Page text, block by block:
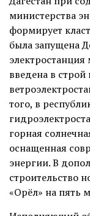
министерства
формирует
была запущена
введена в
того, в
горная
оснащенная
энергии. В
строительство
«Орёл» на пять